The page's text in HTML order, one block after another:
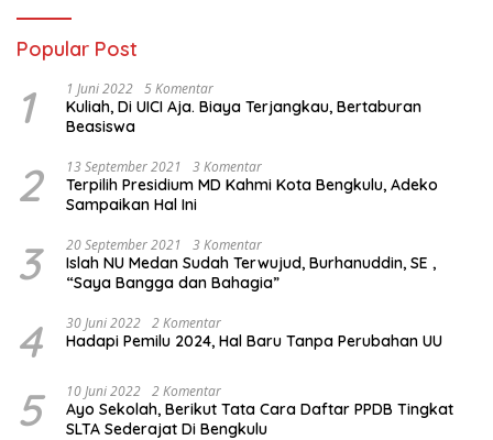
Popular Post
1 1 Juni 2022 5 Komentar
Kuliah, Di UICI Aja. Biaya Terjangkau, Bertaburan
Beasiswa
2 13 September 2021 3 Komentar
Terpilih Presidium MD Kahmi Kota Bengkulu, Adeko
Sampaikan Hal Ini
3 20 September 2021 3 Komentar
Islah NU Medan Sudah Terwujud, Burhanuddin, SE ,
“Saya Bangga dan Bahagia”
4 30 Juni 2022 2 Komentar
Hadapi Pemilu 2024, Hal Baru Tanpa Perubahan UU
5 10 Juni 2022 2 Komentar
Ayo Sekolah, Berikut Tata Cara Daftar PPDB Tingkat
SLTA Sederajat Di Bengkulu